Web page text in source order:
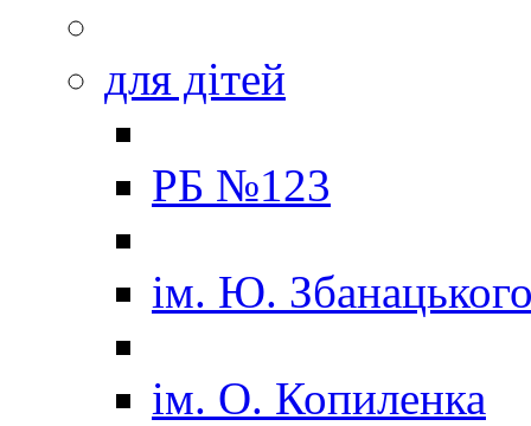
для дітей
РБ №123
ім. Ю.
ім. О. Копиленка